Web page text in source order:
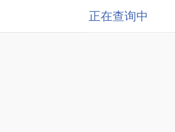
正在查询中